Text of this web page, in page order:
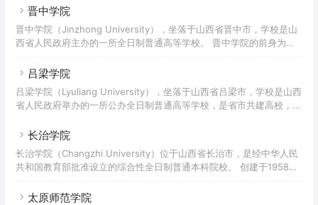
新实验区”。
晋中学院
晋中学院（Jinzhong University），坐落于山西省晋中市，学校是山
西省人民政府主办的一所全日制普通高等学校。 晋中学院的前身为始
中师范高等专科学校、晋中教育学院、晋中职工大学三校合并的基础上
吕梁学院
吕梁学院（Lyuliang University），坐落于山西省吕梁市，学校是山西
省人民政府举办的一所公办全日制普通高等学校，是省市共建高校，入
长治学院
长治学院（Changzhi University）位于山西省长治市，是经中华人民
共和国教育部批准设立的综合性全日制普通本科院校。 创建于1958
日制普通本科高校；2012年起与山西师范大学联合培养硕士研究生，
太原师范学院